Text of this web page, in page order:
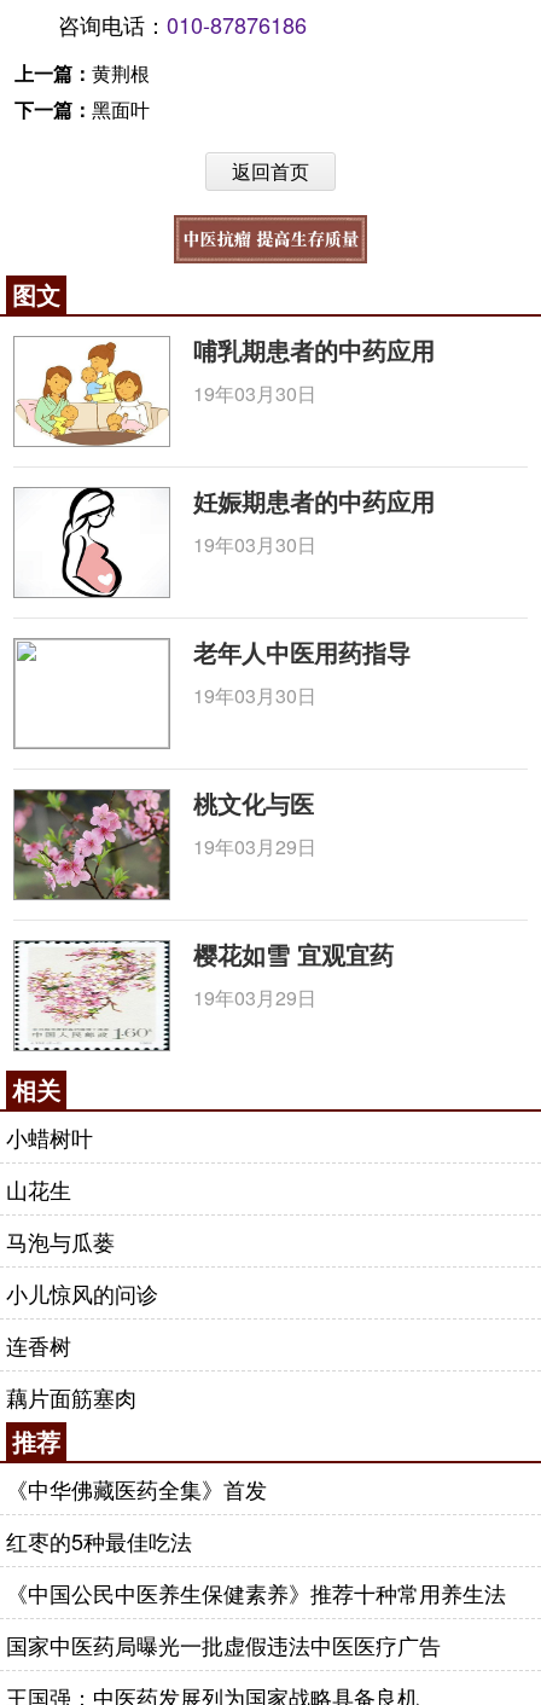
咨询电话： 010-87876186
上一篇： 黄荆根
下一篇： 黑面叶
返回首页
图文
哺乳期患者的中药应用
19年03月30日
妊娠期患者的中药应用
19年03月30日
老年人中医用药指导
19年03月30日
桃文化与医
19年03月29日
樱花如雪 宜观宜药
19年03月29日
相关
小蜡树叶
山花生
马泡与瓜蒌
小儿惊风的问诊
连香树
藕片面筋塞肉
推荐
《中华佛藏医药全集》首发
红枣的5种最佳吃法
《中国公民中医养生保健素养》推荐十种常用养生法
国家中医药局曝光一批虚假违法中医医疗广告
王国强：中医药发展列为国家战略具备良机